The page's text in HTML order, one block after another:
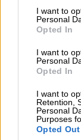
consent section.
I want to
Personal
Opted In
I want to
Personal
Opted In
I want to
Retention,
Personal
Purposes
Opted Out
στα δυο
από τον
Τραμπ,
Δημοκρατία
του
οι